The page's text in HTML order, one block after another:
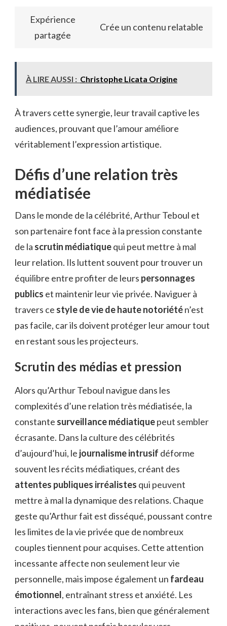
Expérience
partagée
Crée un contenu relatable
À LIRE AUSSI : Christophe Licata Origine
À travers cette synergie, leur travail captive les
audiences, prouvant que l’amour améliore
véritablement l’expression artistique.
Défis d’une relation très
médiatisée
Dans le monde de la célébrité, Arthur Teboul et
son partenaire font face à la pression constante
de la scrutin médiatiquequi peut mettre à mal
leur relation. Ils luttent souvent pour trouver un
équilibre entre profiter de leurs personnages
publics et maintenir leur vie privée. Naviguer à
travers ce style de vie de haute notoriétén’est
pas facile, car ils doivent protéger leur amour tout
en restant sous les projecteurs.
Scrutin des médias et pression
Alors qu’Arthur Teboul navigue dans les
complexités d’une relation très médiatisée, la
constante surveillance médiatiquepeut sembler
écrasante. Dans la culture des célébrités
d’aujourd’hui, le journalisme intrusif déforme
souvent les récits médiatiques, créant des
attentes publiques irréalistes qui peuvent
mettre à mal la dynamique des relations. Chaque
geste qu’Arthur fait est disséqué, poussant contre
les limites de la vie privée que de nombreux
couples tiennent pour acquises. Cette attention
incessante affecte non seulement leur vie
personnelle, mais impose également un fardeau
émotionnel, entraînant stress et anxiété. Les
interactions avec les fans, bien que généralement